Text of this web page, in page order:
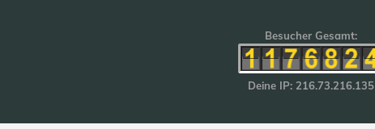
Besucher Gesamt:
Deine IP: 216.73.216.135